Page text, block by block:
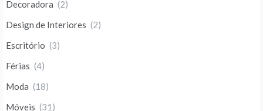
Decoradora (2)
Design de Interiores (2)
Escritório (3)
Férias (4)
Moda (18)
Móveis (31)